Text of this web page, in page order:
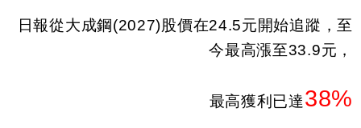
日報從大成鋼(2027)股價在24.5元開始追蹤，至
今最高漲至33.9元，
最高獲利已達38%